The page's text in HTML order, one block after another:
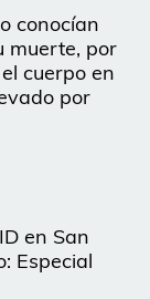
conocían
muerte, por
cuerpo en
por
en San
Especial